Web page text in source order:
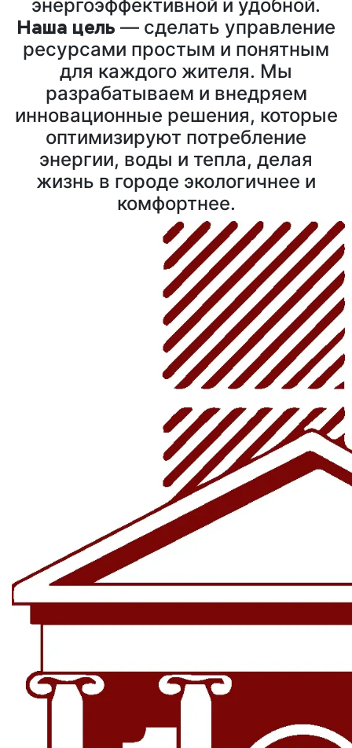
энергоэффективной и удобной.
Наша цель — сделать управление
ресурсами простым и понятным
для каждого жителя. Мы
разрабатываем и внедряем
инновационные решения, которые
оптимизируют потребление
энергии, воды и тепла, делая
жизнь в городе экологичнее и
комфортнее.